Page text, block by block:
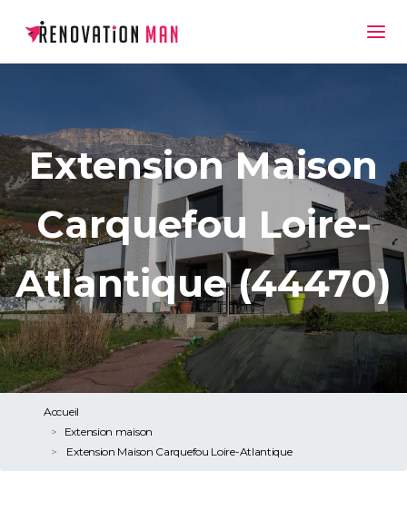
Extension Maison
Carquefou Loire-
Atlantique (44470)
Accueil
Extension maison
Extension Maison Carquefou Loire-Atlantique